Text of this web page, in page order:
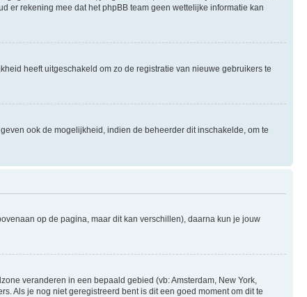
er rekening mee dat het phpBB team geen wettelijke informatie kan
heeft uitgeschakeld om zo de registratie van nieuwe gebruikers te
ook de mogelijkheid, indien de beheerder dit inschakelde, om te
op de pagina, maar dit kan verschillen), daarna kun je jouw
veranderen in een bepaald gebied (vb: Amsterdam, New York,
Als je nog niet geregistreerd bent is dit een goed moment om dit te